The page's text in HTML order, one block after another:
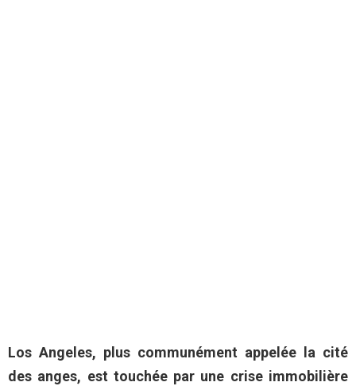
Los Angeles, plus communément appelée la cité
des anges, est touchée par une crise immobilière